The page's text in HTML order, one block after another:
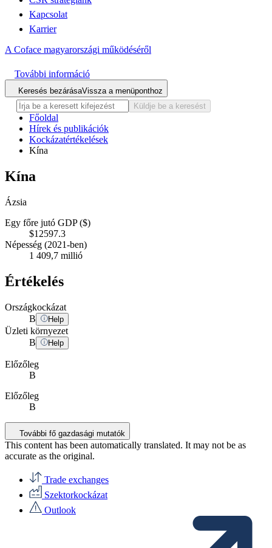
Kapcsolat
Karrier
A Coface magyarországi működéséről
További információ
Keresés bezárásaVissza a menüponthoz
Küldje be a keresést
Főoldal
Hírek és publikációk
Kockázatértékelések
Kína
Kína
Ázsia
Egy főre jutó GDP ($)
$12597.3
Népesség (2021-ben)
1 409,7 millió
Értékelés
Országkockázat
B
Help
Üzleti környezet
B
Help
Előzőleg
B
Előzőleg
B
További fő gazdasági mutatók
This content has been automatically translated. It may not be as
accurate as the original.
Trade exchanges
Szektorkockázat
Outlook